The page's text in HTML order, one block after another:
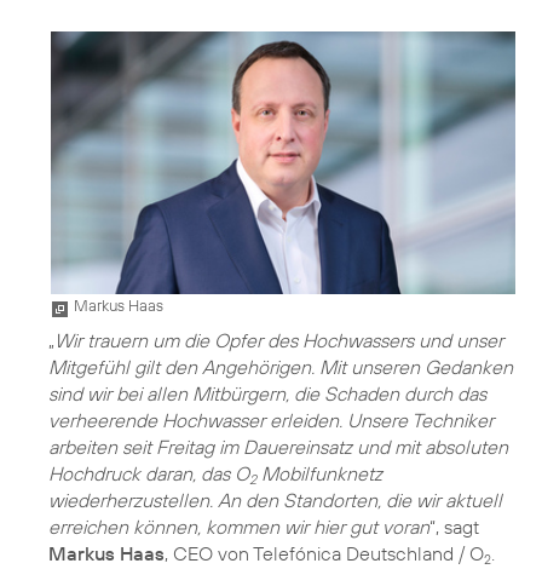
Markus Haas
„ Wir trauern um die Opfer des Hochwassers und unser
Mitgefühl gilt den Angehörigen. Mit unseren Gedanken
sind wir bei allen Mitbürgern, die Schaden durch das
verheerende Hochwasser erleiden. Unsere Techniker
arbeiten seit Freitag im Dauereinsatz und mit absoluten
Hochdruck daran, das O2Mobilfunknetz
wiederherzustellen. An den Standorten, die wir aktuell
erreichen können, kommen wir hier gut voran“, sagt
Markus Haas, CEO von Telefónica Deutschland / O2